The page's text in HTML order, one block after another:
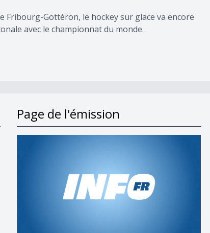
Fribourg-Gottéron, le hockey sur glace va encore
avec le championnat du monde.
Page de l'émission